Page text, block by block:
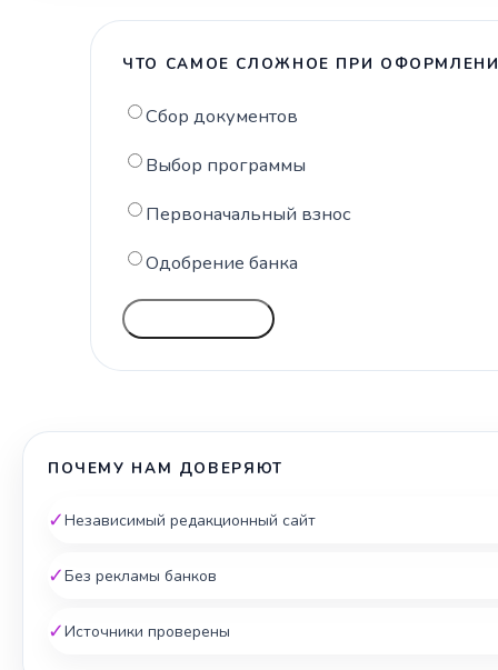
ЧТО САМОЕ СЛОЖНОЕ ПРИ
Сбор документов
Выбор программы
Первоначальный взнос
Одобрение банка
ПОЧЕМУ НАМ ДОВЕРЯЮТ
✓Независимый редакционный сайт
✓Без рекламы банков
✓Источники проверены